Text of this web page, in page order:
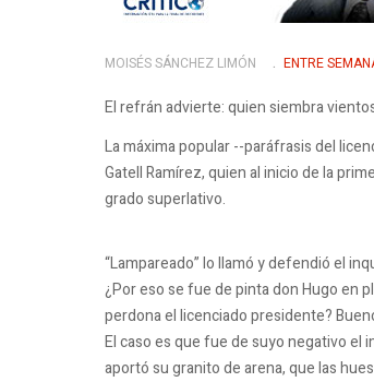
MOISÉS SÁNCHEZ LIMÓN ENTRE
El refrán advierte: quien siembra
La máxima popular --paráfrasis del
Gatell Ramírez, quien al inicio de la
grado superlativo.
“Lampareado” lo llamó y defendió el
¿Por eso se fue de pinta don Hugo en
perdona el licenciado presidente?
El caso es que fue de suyo negativo el
aportó su granito de arena, que las